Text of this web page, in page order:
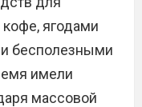
ягодами
бесполезными
имели
массовой